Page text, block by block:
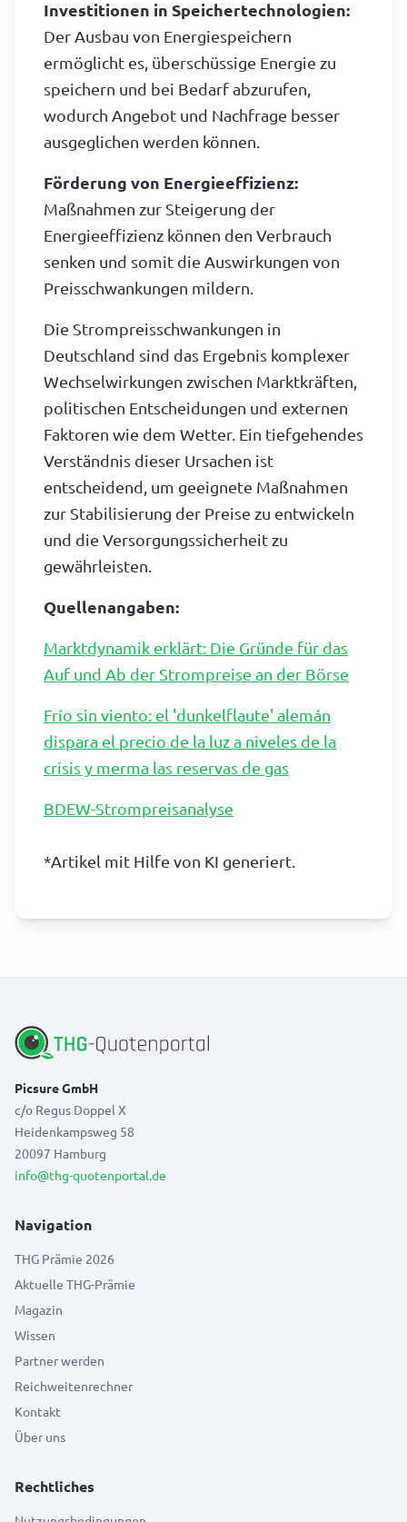
Investitionen in Speichertechnologien:
Der Ausbau von Energiespeichern
ermöglicht es, überschüssige Energie zu
speichern und bei Bedarf abzurufen,
wodurch Angebot und Nachfrage besser
ausgeglichen werden können.
Förderung von Energieeffizienz:
Maßnahmen zur Steigerung der
Energieeffizienz können den Verbrauch
senken und somit die Auswirkungen von
Preisschwankungen mildern.
Die Strompreisschwankungen in
Deutschland sind das Ergebnis komplexer
Wechselwirkungen zwischen Marktkräften,
politischen Entscheidungen und externen
Faktoren wie dem Wetter. Ein tiefgehendes
Verständnis dieser Ursachen ist
entscheidend, um geeignete Maßnahmen
zur Stabilisierung der Preise zu entwickeln
und die Versorgungssicherheit zu
gewährleisten.
Quellenangaben:
Marktdynamik erklärt: Die Gründe für das
Auf und Ab der Strompreise an der Börse
Frío sin viento: el 'dunkelflaute' alemán
dispara el precio de la luz a niveles de la
crisis y merma las reservas de gas
BDEW-Strompreisanalyse
*Artikel mit Hilfe von KI generiert.
Picsure GmbH
c/o Regus Doppel X
Heidenkampsweg 58
20097 Hamburg
info@thg-quotenportal.de
Navigation
THG Prämie 2026
Aktuelle THG-Prämie
Magazin
Wissen
Partner werden
Reichweitenrechner
Kontakt
Über uns
Rechtliches